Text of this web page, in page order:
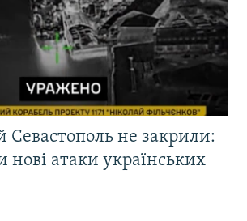
Севастополь не закрили:
нові атаки українських